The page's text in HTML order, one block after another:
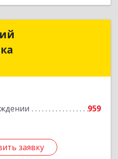
959
заявку
Группа компаний
Промавтоматика
Подробнее
заявку